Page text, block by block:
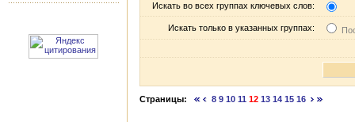
Искать во всех группах ключевых слов:
Искать только в указанных группах:
Страницы: 8 9 10 11 12 13 14 15 16